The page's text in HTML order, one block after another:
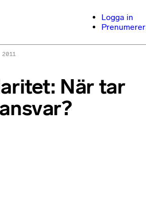
Logga in
När tar